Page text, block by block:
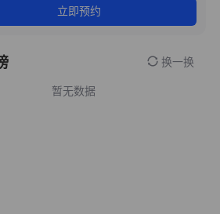
立即预约
换一换
暂无数据